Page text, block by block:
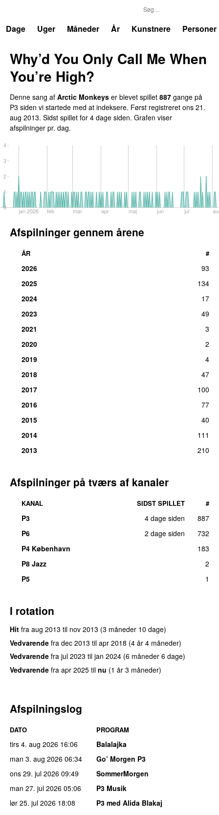
Dage
Uger Måneder År Kunstnere Personer
Why’d You Only Call Me When
You’re High?
Denne sang af Arctic Monkeys er blevet spillet 887 gange på
P3 siden vi startede med at indeksere. Først registreret ons 21.
aug 2013. Sidst spillet for 4 dage siden. Grafen viser
afspilninger pr. dag.
jan 2026 feb mar apr maj jun jul
0
1
2
3
4
Afspilninger gennem årene
ÅR #
2026
93
2025
134
2024
17
2023
49
2021
3
2020
2
2019
4
2018
47
2017
100
2016
77
2015
40
2014
111
2013
210
Afspilninger på tværs af kanaler
KANAL SIDST SPILLET #
P3 4 dage siden
887
P6
2 dage siden
732
P4 København
183
P8 Jazz
2
P5
1
I rotation
Hit fra aug 2013 til nov 2013 (3 måneder 10 dage)
Vedvarende fra dec 2013 til apr 2018 (4 år 4 måneder)
Vedvarende fra jul 2023 til jan 2024 (6 måneder 6 dage)
Vedvarende fra apr 2025 til nu (1 år 3 måneder)
Afspilningslog
DATO PROGRAM
tirs 4. aug 2026 16:06
Balalajka
man 3. aug 2026 06:34
Go’ Morgen P3
ons 29. jul 2026 09:49
SommerMorgen
man 27. jul 2026 05:06
P3 Musik
lør 25. jul 2026 18:08
P3 med Alida Blakaj